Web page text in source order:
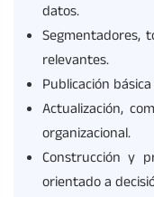
datos.
Segmentadores,
relevantes.
Publicación
Actualización,
organizacional.
Construcción y
orientado a